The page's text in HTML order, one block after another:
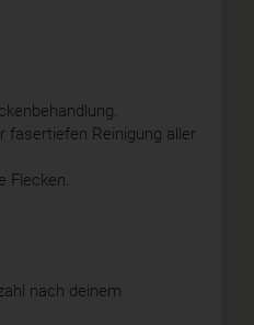
fasertiefen Reinigung aller
Flecken.
nach deinem